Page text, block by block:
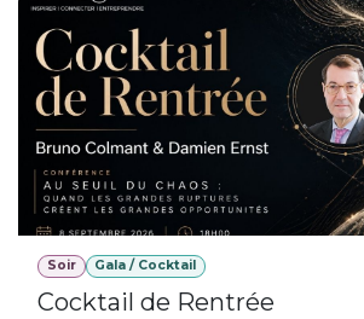
Soir Gala / Cocktail
Cocktail de Rentrée